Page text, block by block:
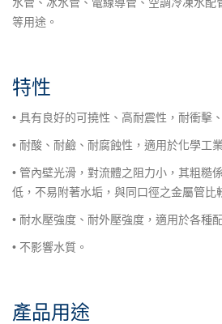
等用途。
特性
• 具有良好的可撓性 、 高耐震性 ，耐衝擊
• 耐酸、耐鹼、耐腐蝕性，適用於化學工
• 管內壁光滑，對流體之阻力小，其粗糙
低，不易附著水垢，與同口徑之金屬管比
• 耐水壓強度、耐外壓強度，適用於各種
• 不影響水質。
產品用途